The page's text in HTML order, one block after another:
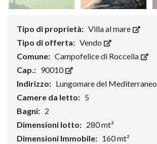
Tipo di proprietà: Villa al mare
Tipo di offerta: Vendo
Comune: Campofelice di Roccella
Cap.: 90010
Indirizzo: Lungomare del Mediterraneo
Camere da letto: 5
Bagni: 2
Dimensioni lotto: 280 mt²
Dimensioni Immobile: 160 mt²